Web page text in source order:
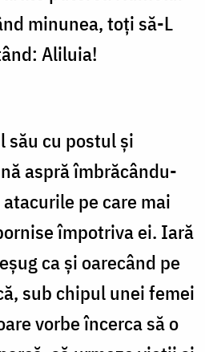
minunea, toți să-L
Aliluia!
său cu postul și
aspră îmbrăcându-
pe care mai
împotriva ei. Iară
ca și oarecând pe
sub chipul unei femei
vorbe încerca să o